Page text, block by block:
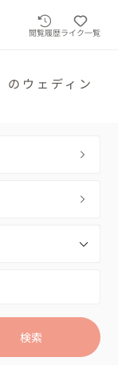
閲覧履歴ライク一覧
のウェディン
検索